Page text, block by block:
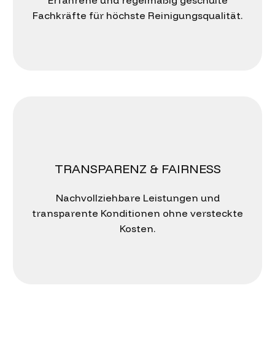
Fachkräfte für höchste Reinigungsqualität.
TRANSPARENZ & FAIRNESS
Nachvollziehbare Leistungen und
transparente Konditionen ohne versteckte
Kosten.